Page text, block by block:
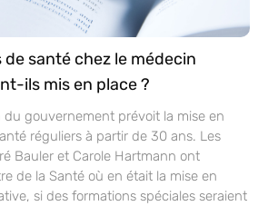
de santé chez le médecin
ils mis en place ?
du gouvernement prévoit la mise en
réguliers à partir de 30 ans. Les
Bauler et Carole Hartmann ont
de la Santé où en était la mise en
si des formations spéciales seraient